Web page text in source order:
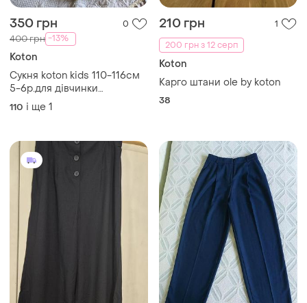
350 грн 0
400 грн -13%
Koton
Сукня koton kids 110-116см
5-6р.для дівчинки
бавовняна довга пишна
квітковий принт
110 і ще 1
210 грн
1
200 грн з 12 серп
Koton
Карго штани ole by koton
38